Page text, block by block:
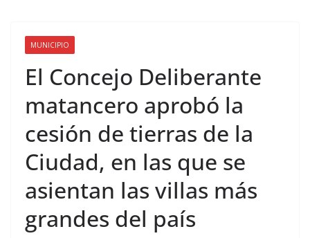
MUNICIPIO
El Concejo Deliberante
matancero aprobó la
cesión de tierras de la
Ciudad, en las que se
asientan las villas más
grandes del país